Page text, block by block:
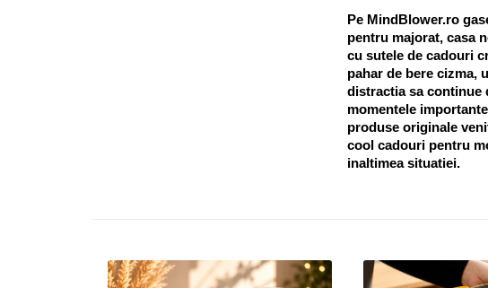
Pe MindBlower.ro
pentru majorat, casa
cu sutele de cadouri
pahar de bere cizma,
distractia sa continue
momentele
produse originale
cool cadouri pentru
inaltimea situatiei.